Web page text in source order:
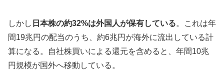
しかし 日本株の約32%は外国人が保有している。これは年
間19兆円の配当のうち、約6兆円が海外に流出している計
算になる。自社株買いによる還元を含めると、年間10兆
円規模が国外へ移動している。